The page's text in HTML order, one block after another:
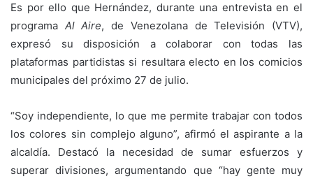
Es por ello que Hernández, durante una entrevista en el
programa Al Aire, de Venezolana de Televisión (VTV),
expresó su disposición a colaborar con todas las
plataformas partidistas si resultara electo en los comicios
municipales del próximo 27 de julio.
“Soy independiente, lo que me permite trabajar con todos
los colores sin complejo alguno”, afirmó el aspirante a la
alcaldía. Destacó la necesidad de sumar esfuerzos y
superar divisiones, argumentando que “hay gente muy